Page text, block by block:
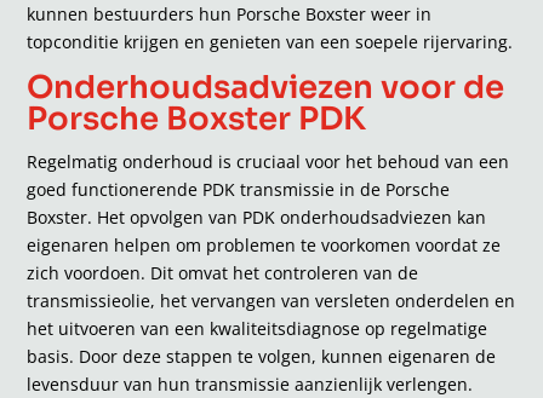
kunnen bestuurders hun Porsche Boxster weer in
topconditie krijgen en genieten van een soepele rijervaring.
Onderhoudsadviezen voor de
Porsche Boxster PDK
Regelmatig onderhoud is cruciaal voor het behoud van een
goed functionerende PDK transmissie in de Porsche
Boxster. Het opvolgen van PDK onderhoudsadviezen kan
eigenaren helpen om problemen te voorkomen voordat ze
zich voordoen. Dit omvat het controleren van de
transmissieolie, het vervangen van versleten onderdelen en
het uitvoeren van een kwaliteitsdiagnose op regelmatige
basis. Door deze stappen te volgen, kunnen eigenaren de
levensduur van hun transmissie aanzienlijk verlengen.